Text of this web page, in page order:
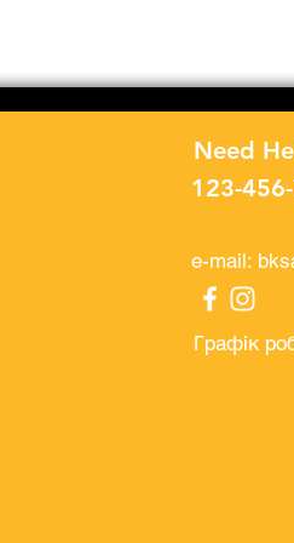
Need
123-
e-mail:
Графік